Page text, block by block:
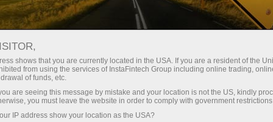
For Traders Analytical Reviews Technical analysis
03.06.2026: Forex Analysis &
Reviews: Forex forecast 03/06/2026:
EUR/USD, USD/JPY, GBP/USD, SP500,
OIL, BTC
shows that you are currently located in the USA. If you are a resident of the
from using the services of InstaFintech Group including online trading,
of funds, etc.
are seeing this message by mistake and your location is not the US, kindly
you must leave the website in order to comply with government
IP address show your location as the USA?